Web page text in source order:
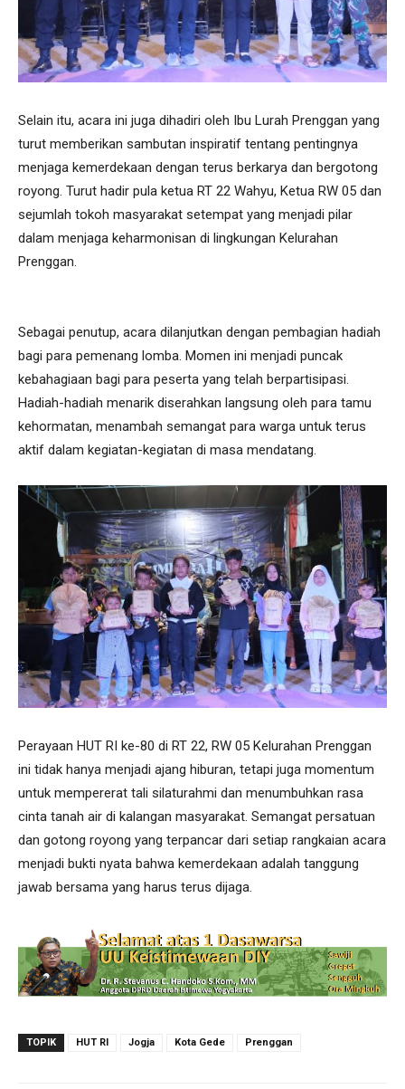
Selain itu, acara ini juga dihadiri oleh Ibu Lurah Prenggan yang
turut memberikan sambutan inspiratif tentang pentingnya
menjaga kemerdekaan dengan terus berkarya dan bergotong
royong. Turut hadir pula ketua RT 22 Wahyu, Ketua RW 05 dan
sejumlah tokoh masyarakat setempat yang menjadi pilar
dalam menjaga keharmonisan di lingkungan Kelurahan
Prenggan.
Sebagai penutup, acara dilanjutkan dengan pembagian hadiah
bagi para pemenang lomba. Momen ini menjadi puncak
kebahagiaan bagi para peserta yang telah berpartisipasi.
Hadiah-hadiah menarik diserahkan langsung oleh para tamu
kehormatan, menambah semangat para warga untuk terus
aktif dalam kegiatan-kegiatan di masa mendatang.
Perayaan HUT RI ke-80 di RT 22, RW 05 Kelurahan Prenggan
ini tidak hanya menjadi ajang hiburan, tetapi juga momentum
untuk mempererat tali silaturahmi dan menumbuhkan rasa
cinta tanah air di kalangan masyarakat. Semangat persatuan
dan gotong royong yang terpancar dari setiap rangkaian acara
menjadi bukti nyata bahwa kemerdekaan adalah tanggung
jawab bersama yang harus terus dijaga.
TOPIK HUT RI Jogja Kota Gede Prenggan